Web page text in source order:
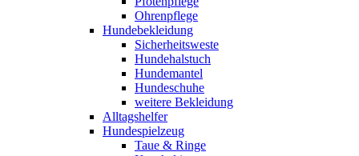
Ohrenpflege
Hundebekleidung
Sicherheitsweste
Hundehalstuch
Hundemantel
Hundeschuhe
weitere Bekleidung
Alltagshelfer
Hundespielzeug
Taue & Ringe